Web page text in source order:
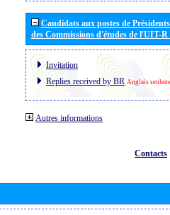
Candidats aux postes de
des Commissions d'études de l'UIT-
Invitation
Replies received by BR Anglais
Autres informations
Contacts